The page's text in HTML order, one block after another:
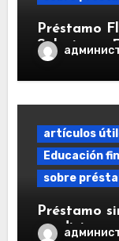
Préstamo
Soluciones
artículos
Educación
sobre
Préstamo